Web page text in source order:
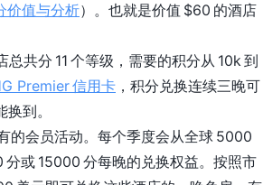
价值与分析）。也就是价值 $60 的酒店
共分 11 个等级，需要的积分从 10k 到
Premier 信用卡 ，积分兑换连续三晚可
到。
的会员活动。每个季度会从全球 5000
或 15000 分每晚的兑换权益。按照市